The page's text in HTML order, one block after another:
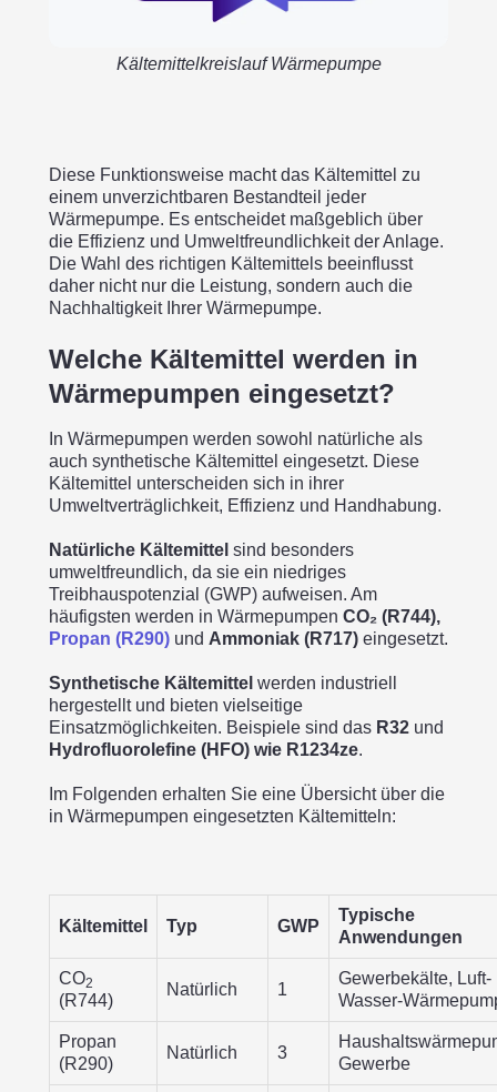
Kältemittelkreislauf Wärmepumpe
Diese Funktionsweise macht das Kältemittel zu
einem unverzichtbaren Bestandteil jeder
Wärmepumpe. Es entscheidet maßgeblich über
die Effizienz und Umweltfreundlichkeit der Anlage.
Die Wahl des richtigen Kältemittels beeinflusst
daher nicht nur die Leistung, sondern auch die
Nachhaltigkeit Ihrer Wärmepumpe.
Welche Kältemittel werden in
Wärmepumpen eingesetzt?
In Wärmepumpen werden sowohl natürliche als
auch synthetische Kältemittel eingesetzt. Diese
Kältemittel unterscheiden sich in ihrer
Umweltverträglichkeit, Effizienz und Handhabung.
Natürliche Kältemittel sind besonders
umweltfreundlich, da sie ein niedriges
Treibhauspotenzial (GWP) aufweisen. Am
häufigsten werden in Wärmepumpen CO₂ (R744),
Propan (R290) und Ammoniak (R717) eingesetzt.
Synthetische Kältemittel werden industriell
hergestellt und bieten vielseitige
Einsatzmöglichkeiten. Beispiele sind das R32 und
Hydrofluorolefine (HFO) wie R1234ze.
Im Folgenden erhalten Sie eine Übersicht über die
in Wärmepumpen eingesetzten Kältemitteln:
Kältemittel Typ GWP
Typische
Anwendungen
CO2
(R744)
Natürlich 1
Gewerbekälte, Luft-
Wasser-
Propan
(R290)
Natürlich 3
Gewerbe